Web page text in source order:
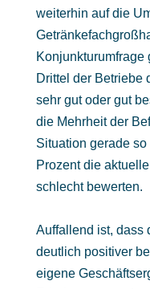
weiterhin auf die
Konjunkturumfrage
Drittel der Betriebe
sehr gut oder gut
die Mehrheit der
Situation gerade
Prozent die
schlecht bewerten.
Auffallend ist, dass
deutlich positiver
eigene